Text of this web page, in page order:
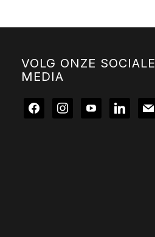
VOLG ONZE SOCIALE
MEDIA
facebookinstagramyoutubelinkedinmail